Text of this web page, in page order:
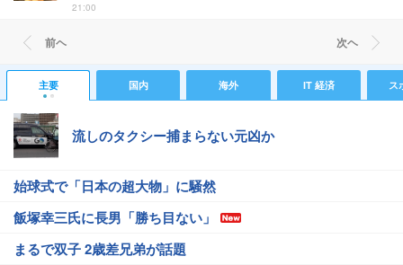
21:00
前ヘ 次ヘ
主要 国内 海外 IT 経済 ス
流しのタクシー捕まらない元凶か
始球式で「日本の超大物」に騒然
飯塚幸三氏に長男「勝ち目ない」
まるで双子 2歳差兄弟が話題